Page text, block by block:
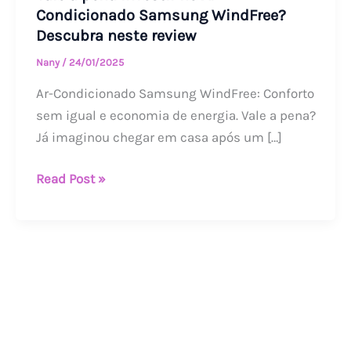
Condicionado Samsung WindFree?
Descubra neste review
Nany / 24/01/2025
Ar-Condicionado Samsung WindFree: Conforto
sem igual e economia de energia. Vale a pena?
Já imaginou chegar em casa após um […]
Read Post »